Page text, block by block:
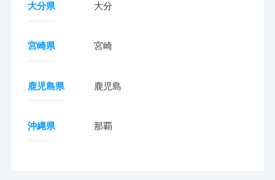
大分県 大分
宮崎県 宮崎
鹿児島県 鹿児島
沖縄県 那覇